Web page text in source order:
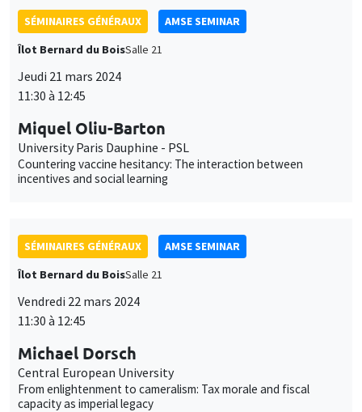
SÉMINAIRES GÉNÉRAUX
AMSE SEMINAR
Îlot Bernard du BoisSalle 21
Jeudi 21 mars 2024
11:30 à 12:45
Miquel Oliu-Barton
University Paris Dauphine - PSL
Countering vaccine hesitancy: The interaction between
incentives and social learning
SÉMINAIRES GÉNÉRAUX
AMSE SEMINAR
Îlot Bernard du BoisSalle 21
Vendredi 22 mars 2024
11:30 à 12:45
Michael Dorsch
Central European University
From enlightenment to cameralism: Tax morale and fiscal
capacity as imperial legacy